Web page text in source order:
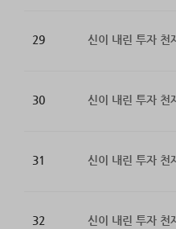
29 신이 내린 투자 천
30 신이 내린 투자 천
31 신이 내린 투자 천
32 신이 내린 투자 천